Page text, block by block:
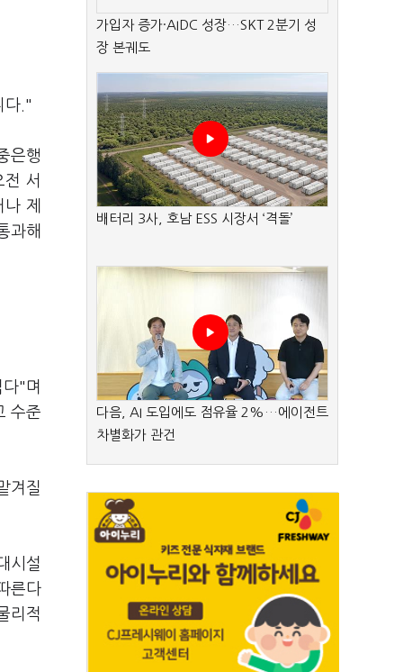
다."
은행
서
제
과해
"며
수준
겨질
시설
른다
리적
가입자 증가·AIDC 성장…SKT 2분기 성
장 본궤도
배터리 3사, 호남 ESS 시장서 ‘격돌’
다음, AI 도입에도 점유율 2%…에이전트
차별화가 관건